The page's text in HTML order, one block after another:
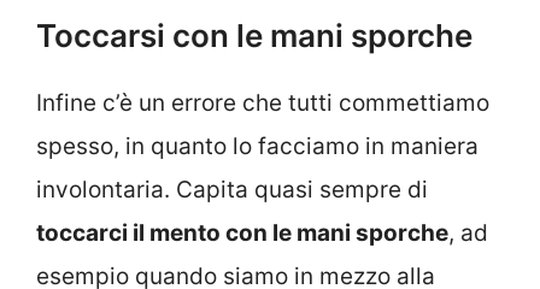
Toccarsi con le mani sporche
Infine c’è un errore che tutti commettiamo
spesso, in quanto lo facciamo in maniera
involontaria. Capita quasi sempre di
toccarci il mento con le mani sporche, ad
esempio quando siamo in mezzo alla